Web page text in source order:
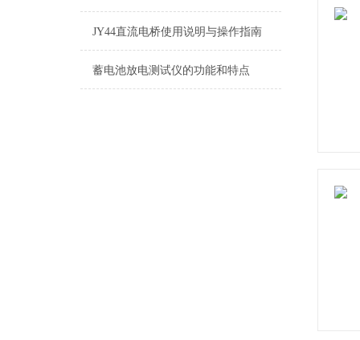
JY44直流电桥使用说明与操作指南
蓄电池放电测试仪的功能和特点